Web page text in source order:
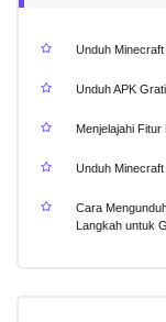
Unduh
Unduh APK
Menjelajahi
Unduh
Cara
Langkah untuk